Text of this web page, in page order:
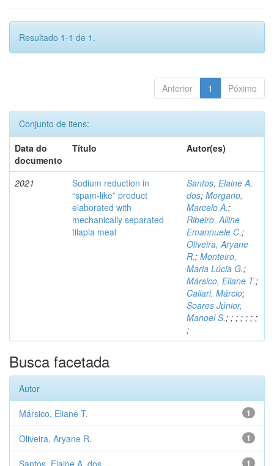
Resultado 1-1 de 1.
Anterior 1 Póximo
Conjunto de itens:
Data do
documento
Título Autor(es)
2021
Sodium reduction in
“spam-like” product
elaborated with
mechanically separated
tilapia meat
Santos, Elaine A.
dos; Morgano,
Marcelo A.;
Ribeiro, Alline
Emannuele C.;
Oliveira, Aryane
R.; Monteiro,
Maria Lúcia G.;
Mársico, Eliane T.;
Caliari, Márcio;
Soares Júnior,
Manoel S.; ; ; ; ; ; ;
;
Busca facetada
Autor
1
Mársico, Eliane T.
1
Oliveira, Aryane R.
1